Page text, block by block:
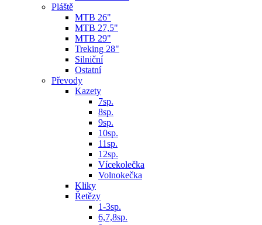
Pláště
MTB 26"
MTB 27,5"
MTB 29"
Treking 28"
Silniční
Ostatní
Převody
Kazety
7sp.
8sp.
9sp.
10sp.
11sp.
12sp.
Vícekolečka
Volnokečka
Kliky
Řetězy
1-3sp.
6,7,8sp.